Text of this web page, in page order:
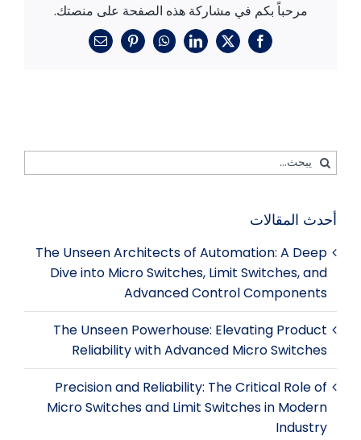
مرحباً بكم في مشاركة هذه الصفحة على منصتك.
فيسبوك
X
لينكد واتساببينتريست
بريد
بحث
عن:
أحدث المقالات
The Unseen Architects of Automation: A Deep
Dive into Micro Switches, Limit Switches, and
Advanced Control Components
The Unseen Powerhouse: Elevating Product
Reliability with Advanced Micro Switches
Precision and Reliability: The Critical Role of
Micro Switches and Limit Switches in Modern
Industry